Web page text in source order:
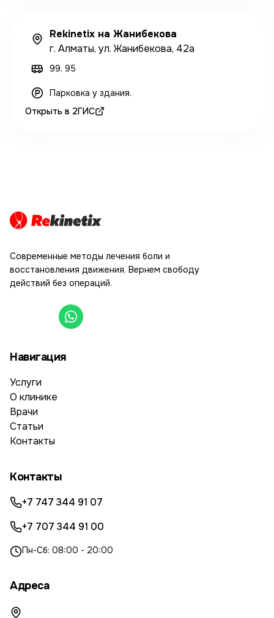
Rekinetix на Жанибекова
г. Алматы, ул. Жанибекова, 42а
99, 95
Парковка у здания.
Открыть в 2ГИС
Современные методы лечения боли и
восстановления движения. Вернем свободу
действий без операций.
Навигация
Услуги
О клинике
Врачи
Статьи
Контакты
Контакты
+7 747 344 91 07
+7 707 344 91 00
Пн-Сб: 08:00 - 20:00
Адреса